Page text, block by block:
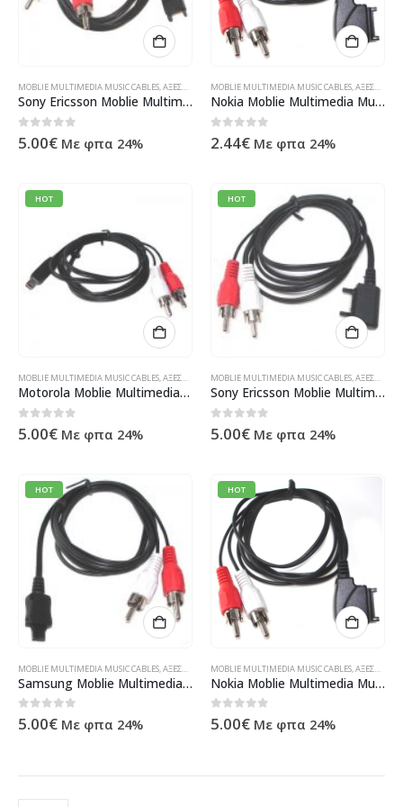
MOBLIE MULTIMEDIA MUSIC CABLES,ΑΞΕΣΟΥΆΡ ΚΙΝΗΤΏΝ , ΠΡΟΪΌΝΤΑ TECHNOSHOP,ΤΗΛΕΦΩΝΊΑ
Sony Ericsson Moblie Multimedia Music Cable MMC-70
0out of 5
5.00€ Με φπα 24%
MOBLIE MULTIMEDIA MUSIC CABLES,ΑΞΕΣΟΥΆΡ ΚΙΝΗΤΏΝ
Nokia Moblie Multimedia Music Cable MMC-30
0out of 5
2.44€ Με φπα 24%
HOT
MOBLIE MULTIMEDIA MUSIC CABLES,ΑΞΕΣΟΥΆΡ ΚΙΝΗΤΏΝ , ΠΡΟΪΌΝΤΑ TECHNOSHOP,ΤΗΛΕΦΩΝΊΑ
Motorola Moblie Multimedia Music Cable MMC-50
0out of 5
5.00€ Με φπα 24%
HOT
MOBLIE MULTIMEDIA MUSIC CABLES,ΑΞΕΣΟΥΆΡ ΚΙΝΗΤΏΝ
Sony Ericsson Moblie Multimedia Music Cable MMC-60
0out of 5
5.00€ Με φπα 24%
HOT
MOBLIE MULTIMEDIA MUSIC CABLES ΑΞΕΣΟΥΆΡ ΚΙΝΗΤΏΝ , ΠΡΟΪΌΝΤΑ TECHNOSHOP, ΤΗΛΕΦΩΝΊΑ
Samsung Moblie Multimedia Music Cable MMC-20
0out of 5
5.00€ Με φπα 24%
HOT
MOBLIE MULTIMEDIA MUSIC CABLES ΑΞΕΣΟΥΆΡ ΚΙΝΗΤΏΝ
Nokia Moblie Multimedia Music Cable MMC-30
0out of 5
5.00€ Με φπα 24%